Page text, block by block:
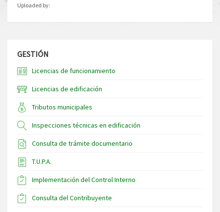
Uploaded by:
GESTIÓN
Licencias de funcionamiento
Licencias de edificación
Tributos municipales
Inspecciones técnicas en edificación
Consulta de trámite documentario
T.U.P.A.
Implementación del Control Interno
Consulta del Contribuyente